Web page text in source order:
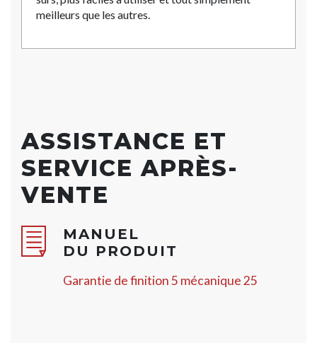
meilleurs que les autres.
ASSISTANCE ET
SERVICE APRÈS-
VENTE
MANUEL
DU PRODUIT
Garantie de finition 5 mécanique 25